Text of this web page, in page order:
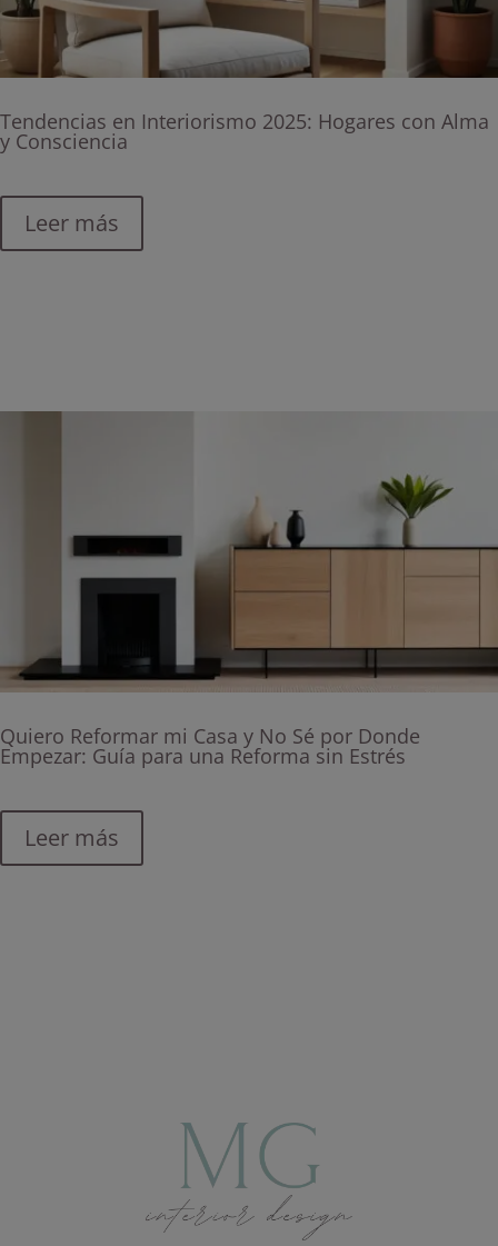
Tendencias en Interiorismo 2025: Hogares con Alma
y Consciencia
Leer más
Quiero Reformar mi Casa y No Sé por Donde
Empezar: Guía para una Reforma sin Estrés
Leer más